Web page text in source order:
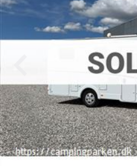
Previous